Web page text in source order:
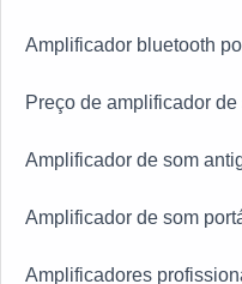
Amplificador bluetooth
Preço de amplificador
Amplificador de som
Amplificador de som
Amplificadores